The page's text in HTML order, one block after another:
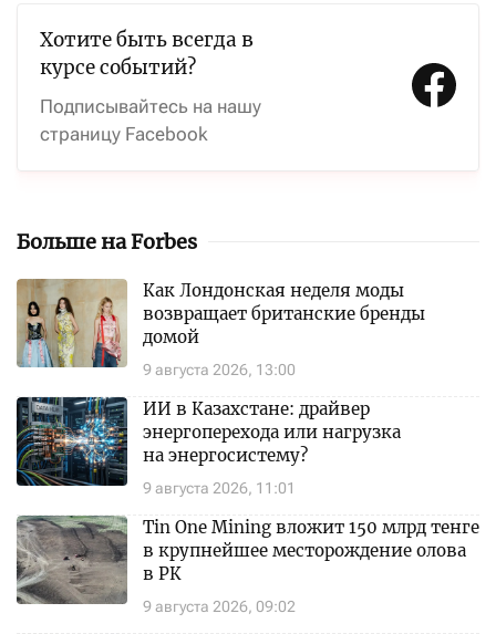
Хотите быть всегда в
курсе событий?
Подписывайтесь на нашу
страницу Facebook
Больше на Forbes
9 августа 2026, 13:00
Как Лондонская неделя моды
возвращает британские бренды
домой
9 августа 2026, 11:01
ИИ в Казахстане: драйвер
энергоперехода или нагрузка
на энергосистему?
9 августа 2026, 09:02
Tin One Mining вложит 150 млрд тенге
в крупнейшее месторождение олова
в РК